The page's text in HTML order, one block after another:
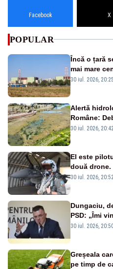
Facebook X
POPULAR
Încă o țară
mai mare
Dunării a
30 iul. 2026, 20:25
Alertă
Române:
minimul
30 iul. 2026, 20:42
El este
două
românilor -
30 iul. 2026, 20:52
Dungaciu,
PSD: „Îmi
încredere că
30 iul. 2026,
Greșeala
pe timp de